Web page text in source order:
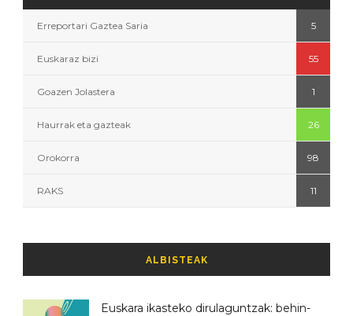
Erreportari Gaztea Saria 5
Euskaraz bizi 55
Goazen Jolastera 1
Haurrak eta gazteak 26
Orokorra 98
RAKS 11
ALBISTEAK
Euskara ikasteko dirulaguntzak: behin-